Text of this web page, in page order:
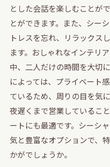
とした会話を楽しむことが
とができます。また、シー
トレスを忘れ、リラックス
ます。おしゃれなインテリ
中、二人だけの時間を大切
によっては、プライベート
ているため、周りの目を気
夜遅くまで営業しているこ
ートにも最適です。シーシ
気と豊富なオプションで、
かがでしょうか。